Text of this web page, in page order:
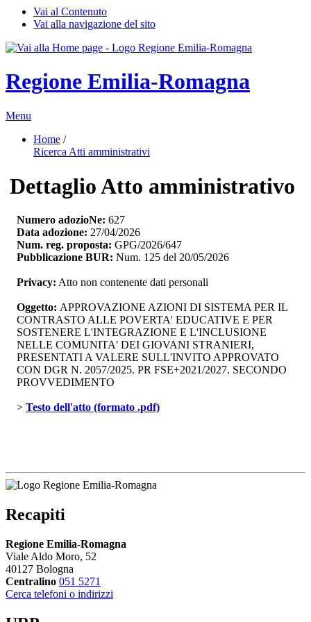
Vai al Contenuto
Vai alla navigazione del sito
Regione Emilia-Romagna
Menu
Home /
Ricerca Atti amministrativi
Dettaglio Atto amministrativo
Numero adozioNe: 627
Data adozione: 27/04/2026
Num. reg. proposta: GPG/2026/647
Pubblicazione BUR: Num. 125 del 20/05/2026
Privacy: Atto non contenente dati personali
Oggetto: APPROVAZIONE AZIONI DI SISTEMA PER IL
CONTRASTO ALLE POVERTA' EDUCATIVE E PER
SOSTENERE L'INTEGRAZIONE E L'INCLUSIONE
NELLE COMUNITA' DEI GIOVANI STRANIERI,
PRESENTATI A VALERE SULL'INVITO APPROVATO
CON DGR N. 2057/2025. PR FSE+2021/2027. SECONDO
PROVVEDIMENTO
> Testo dell'atto (formato .pdf)
Recapiti
Regione Emilia-Romagna
Viale Aldo Moro, 52
40127 Bologna
Centralino 051 5271
Cerca telefoni o indirizzi